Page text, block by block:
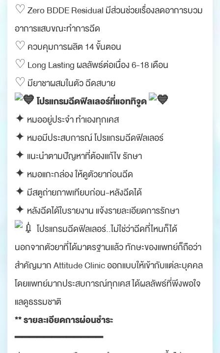
♡ Zero BDDE Residual มีส่วนช่วยเรื่องลดอาการบวม
อาการแสบขณะทำการฉีด
♡ ควบคุมการผลิต 14 ขั้นตอน
♡ Long Lasting ผลลัพธ์ต่อเนื่อง 6-18 เดือน
♡ มียาชาผสมในตัว ฉีดสบาย
โปรแกรมฉีดฟิลเลอร์ที่แอททิจูด
✦ หมออยู่ประจำ ทำเองทุกเคส
✦ หมอมีประสบการณ์ โปรแกรมฉีดฟิลเลอร์
✦ แนะนำตามปัญหาที่ต้องแก้ไข รักษา
✦ หมอแกะกล่อง ให้ดูตัวยาก่อนฉีด
✦ มีสตูถ่ายภาพเทียบก่อน-หลังฉีดได้
✦ หลังฉีดได้ใบรายงาน แจ้งรายละเอียดการรักษา
โปรแกรมฉีดฟิลเลอร์..ไม่ใช่ว่าฉีดที่ไหนก็ได้
นอกจากตัวยาที่ได้มาตรฐานแล้ว ทักษะของแพทย์ก็ถือว่า
สำคัญมาก Attitude Clinic ออกแบบให้เข้ากับแต่ละบุคคล
โดยแพทย์มากประสบการณ์ทุกเคส ได้ผลลัพธ์ที่พึงพอใจ
แลดูธรรมชาติ
** รายละเอียดการผ่อนชำระ
━━━━━━━━━━━━